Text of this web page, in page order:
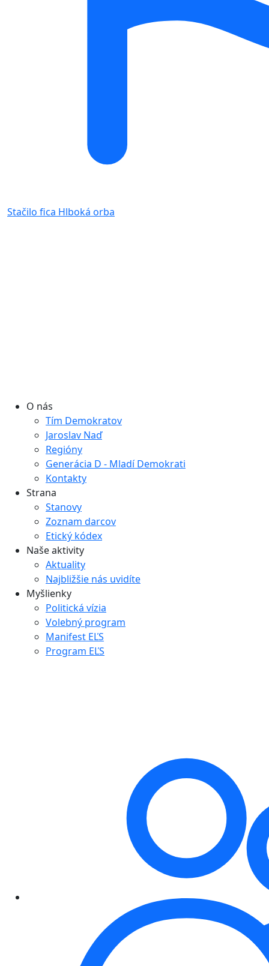
Stačilo fica Hlboká orba
O nás
Tím Demokratov
Jaroslav Naď
Regióny
Generácia D - Mladí Demokrati
Kontakty
Strana
Stanovy
Zoznam darcov
Etický kódex
Naše aktivity
Aktuality
Najbližšie nás uvidíte
Myšlienky
Politická vízia
Volebný program
Manifest EĽS
Program EĽS